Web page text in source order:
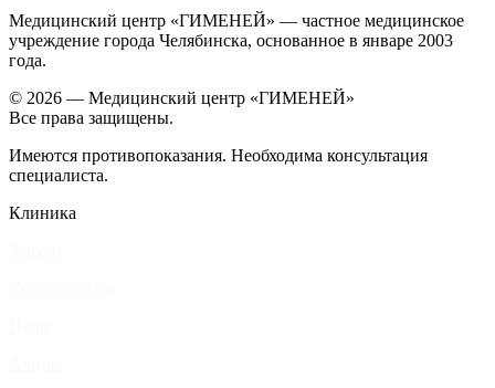
Медицинский центр «ГИМЕНЕЙ» — частное медицинское
учреждение города Челябинска, основанное в январе 2003
года.
© 2026 — Медицинский центр «ГИМЕНЕЙ»
Все права защищены.
Имеются противопоказания. Необходима консультация
специалиста.
Клиника